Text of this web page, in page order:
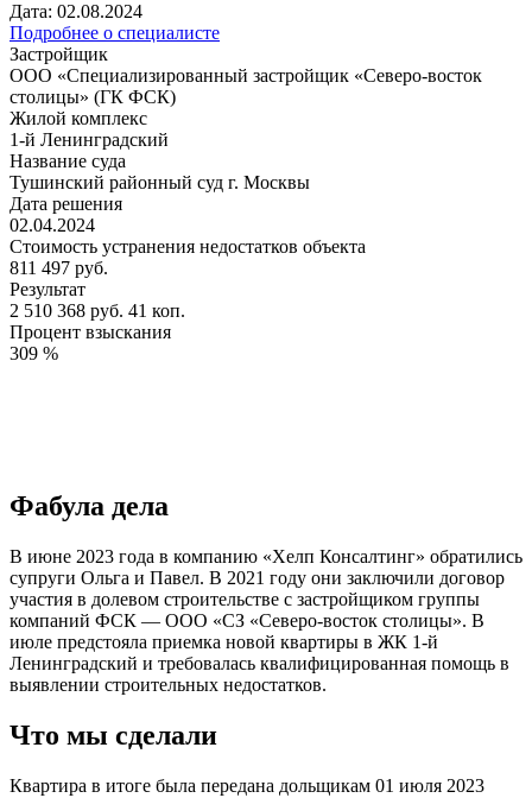
Дата: 02.08.2024
Подробнее о специалисте
Застройщик
ООО «Специализированный застройщик «Северо-восток
столицы» (ГК ФСК)
Жилой комплекс
1-й Ленинградский
Название суда
Тушинский районный суд г. Москвы
Дата решения
02.04.2024
Стоимость устранения недостатков объекта
811 497 руб.
Результат
2 510 368 руб. 41 коп.
Процент взыскания
309 %
Фабула дела
В июне 2023 года в компанию «Хелп Консалтинг» обратились
супруги Ольга и Павел. В 2021 году они заключили договор
участия в долевом строительстве с застройщиком группы
компаний ФСК — ООО «СЗ «Северо-восток столицы». В
июле предстояла приемка новой квартиры в ЖК 1-й
Ленинградский и требовалась квалифицированная помощь в
выявлении строительных недостатков.
Что мы сделали
Квартира в итоге была передана дольщикам 01 июля 2023